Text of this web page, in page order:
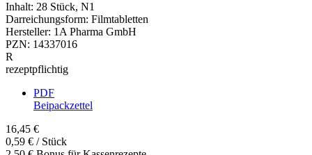
Inhalt: 28 Stück, N1
Darreichungsform: Filmtabletten
Hersteller: 1A Pharma GmbH
PZN: 14337016
R
rezeptpflichtig
PDF
Beipackzettel
16,45 €
0,59 € / Stück